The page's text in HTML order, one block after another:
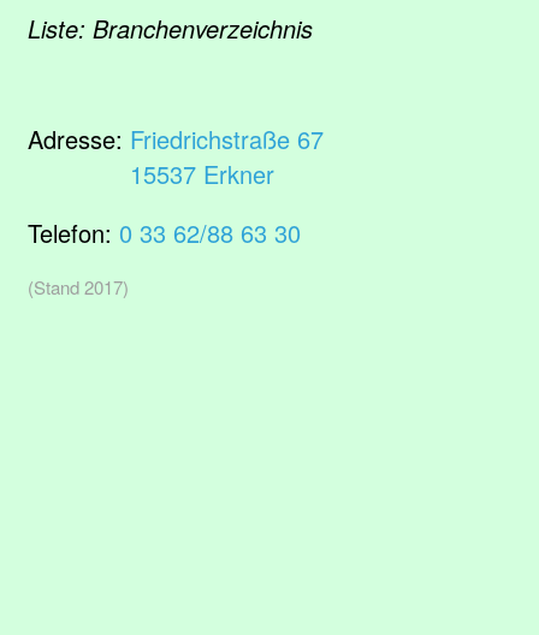
Liste: Branchenverzeichnis
Adresse: Friedrichstraße 67
15537 Erkner
Telefon: 0 33 62/88 63 30
(Stand 2017)